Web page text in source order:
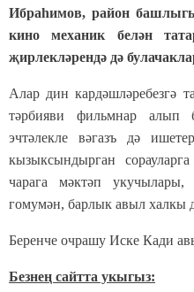
Ибраһимов, район
кино механик белән
җирлекләрендә дә
Алар дин кардәшләребезгә
тәрбияви фильмнар алып
эчтәлекле вәгазъ дә
кызыксындырган
чарага мәктәп укучылары,
гомумән, барлык авыл халкы
Беренче очрашу Иске Кади
Безнең сайтта укыгыз: